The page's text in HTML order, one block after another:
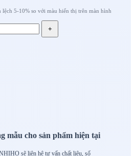
lệch 5-10% so với màu hiển thị trên màn hình
+
mẫu cho sản phẩm hiện tại
sẽ liên hệ tư vấn chất liệu, số